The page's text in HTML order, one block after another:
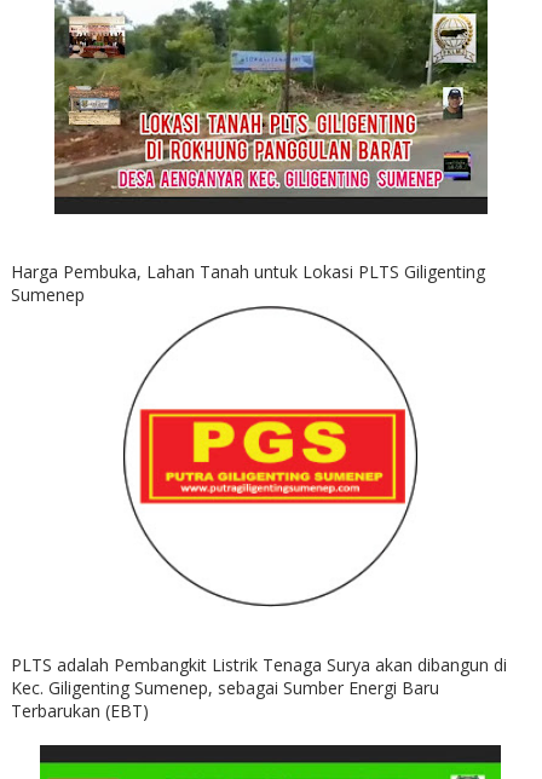
Harga Pembuka, Lahan Tanah untuk Lokasi PLTS Giligenting
Sumenep
PLTS adalah Pembangkit Listrik Tenaga Surya akan dibangun di
Kec. Giligenting Sumenep, sebagai Sumber Energi Baru
Terbarukan (EBT)